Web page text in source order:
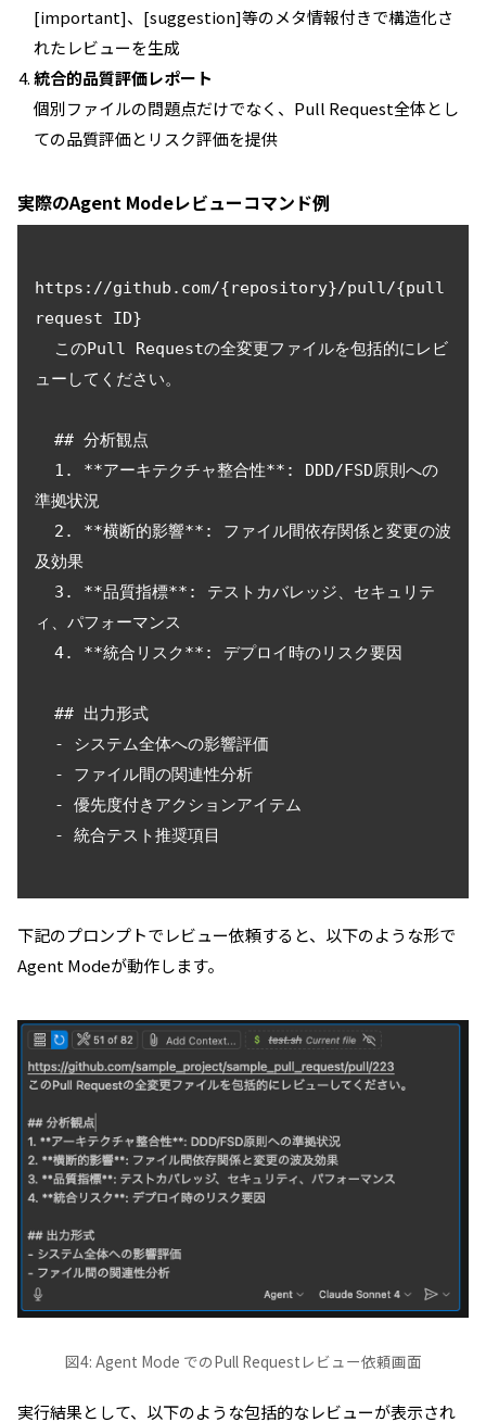
[important]、[suggestion]等のメタ情報付きで構造化さ
れたレビューを生成
統合的品質評価レポート
個別ファイルの問題点だけでなく、Pull Request全体とし
ての品質評価とリスク評価を提供
実際のAgent Modeレビューコマンド例
https://github.com/{repository}/pull/{pull
request ID}
ューしてください。
準拠状況
及効果
ィ、パフォーマンス
下記のプロンプトでレビュー依頼すると、以下のような形で
Agent Modeが動作します。
図4: Agent Mode でのPull Requestレビュー依頼画面
実行結果として、以下のような包括的なレビューが表示され